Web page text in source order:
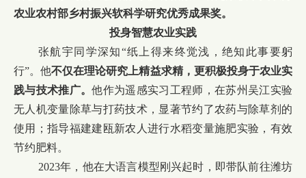
农业农村部乡村振兴软科学研究优秀成果奖。
投身智慧农业实践
张航宇同学深知“纸上得来终觉浅，绝知此事要躬
行”。他不仅在理论研究上精益求精，更积极投身于农业实
践与技术推广。他作为遥感实习工程师，在苏州吴江实验
无人机变量除草与打药技术，显著节约了农药与除草剂的
使用；指导福建建瓯新农人进行水稻变量施肥实验，有效
节约肥料。
2023年，他在大语言模型刚兴起时，即带队前往潍坊